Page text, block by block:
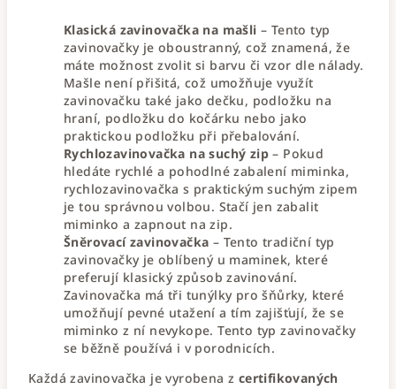
Klasická zavinovačka na mašli – Tento typ
zavinovačky je oboustranný, což znamená, že
máte možnost zvolit si barvu či vzor dle nálady.
Mašle není přišitá, což umožňuje využít
zavinovačku také jako dečku, podložku na
hraní, podložku do kočárku nebo jako
praktickou podložku při přebalování.
Rychlozavinovačka na suchý zip – Pokud
hledáte rychlé a pohodlné zabalení miminka,
rychlozavinovačka s praktickým suchým zipem
je tou správnou volbou. Stačí jen zabalit
miminko a zapnout na zip.
Šněrovací zavinovačka – Tento tradiční typ
zavinovačky je oblíbený u maminek, které
preferují klasický způsob zavinování.
Zavinovačka má tři tunýlky pro šňůrky, které
umožňují pevné utažení a tím zajišťují, že se
miminko z ní nevykope. Tento typ zavinovačky
se běžně používá i v porodnicích.
Každá zavinovačka je vyrobena z certifikovaných